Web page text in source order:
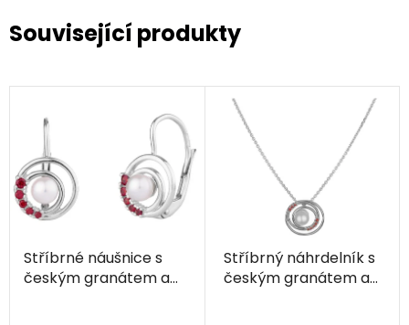
Související produkty
Stříbrné náušnice s
českým granátem a
Stříbrný náhrdelník s
českým granátem a